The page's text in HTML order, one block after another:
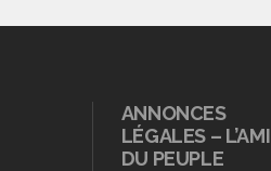
ANNONCES
LÉGALES – L’AMI
DU PEUPLE